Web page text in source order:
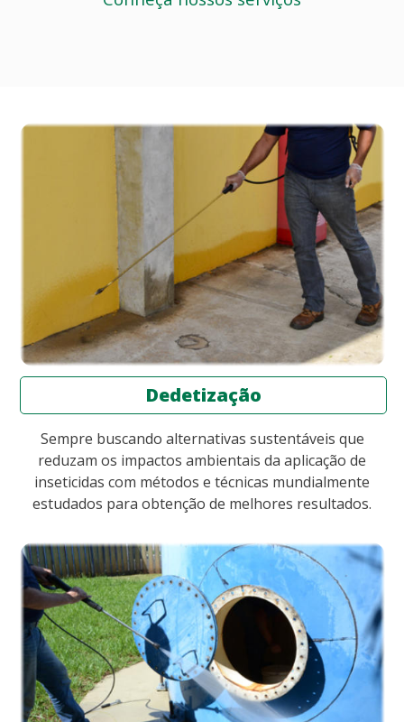
Dedetização
Sempre buscando alternativas sustentáveis que
reduzam os impactos ambientais da aplicação de
inseticidas com métodos e técnicas mundialmente
estudados para obtenção de melhores resultados.